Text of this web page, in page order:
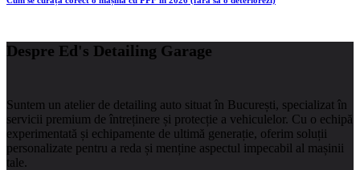
Despre Ed's Detailing Garage
Suntem un atelier de detailing auto situat în București, specializat în
servicii premium de întreținere și protecție a vehiculelor. Cu o echipă
experimentată și echipamente de ultimă generație, oferim soluții
personalizate pentru a reda și menține aspectul impecabil al mașinii
tale.